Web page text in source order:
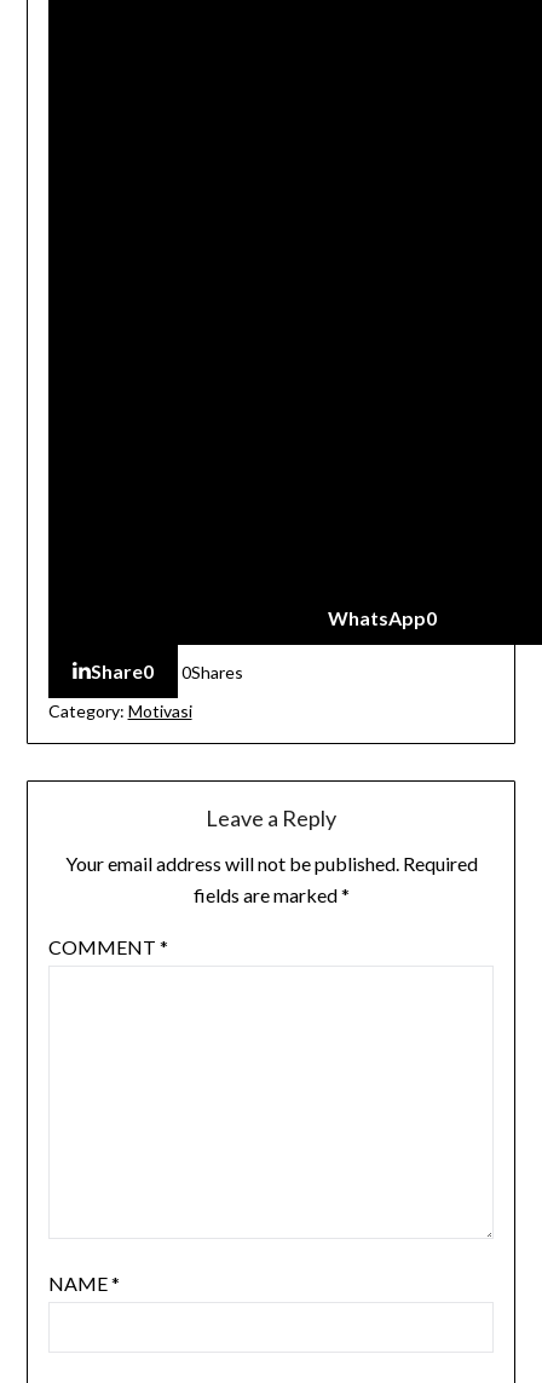
WhatsApp0
Share0 0Shares
Category: Motivasi
Leave a Reply
Your email address will not be published. Required
fields are marked*
COMMENT *
NAME*